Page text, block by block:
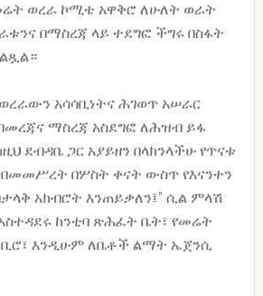
ወረራ ኮሚቴ አዋቅሮ ለሁለት ወራት
በማስረጃ ላይ ተደግፎ ችግሩ በስፋት
ወረራውን አሳሳቢነትና ሕገወጥ አሠራር
ማስረጃ አስደግፎ ለሕዝብ ይፋ
ደብዳቤ ጋር አያይዘን በላክንላችሁ የጥናቱ
በሦስት ቀናት ውስጥ የእናንተን
አክብሮት እንጠይቃለን፤” ሲል ምላሽ
ከንቲባ ጽሕፈት ቤት፣ የመሬት
እንዲሁም ለቤቶች ልማት ኤጀንሲ